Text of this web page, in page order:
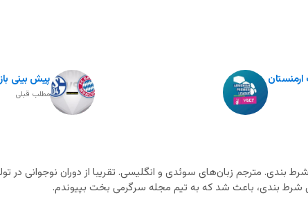
پیش بینی
مطلب قبلی
بندی. مترجم زبان‌های سوئدی و انگلیسی. تقریبا از دوران نوجوانی در
شرط بندی، باعث شد که به تیم مجله سرگرمی بخت بپیوندم.